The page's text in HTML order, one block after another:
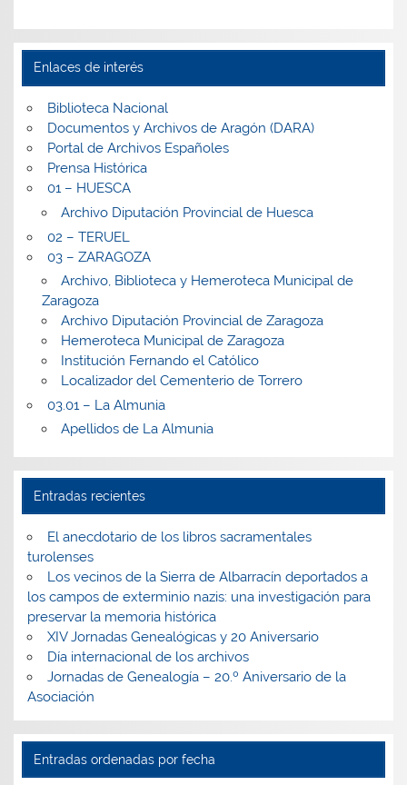
Enlaces de interés
Biblioteca Nacional
Documentos y Archivos de Aragón (DARA)
Portal de Archivos Españoles
Prensa Histórica
01 – HUESCA
Archivo Diputación Provincial de Huesca
02 – TERUEL
03 – ZARAGOZA
Archivo, Biblioteca y Hemeroteca Municipal de
Zaragoza
Archivo Diputación Provincial de Zaragoza
Hemeroteca Municipal de Zaragoza
Institución Fernando el Católico
Localizador del Cementerio de Torrero
03.01 – La Almunia
Apellidos de La Almunia
Entradas recientes
El anecdotario de los libros sacramentales
turolenses
Los vecinos de la Sierra de Albarracín deportados a
los campos de exterminio nazis: una investigación para
preservar la memoria histórica
XIV Jornadas Genealógicas y 20 Aniversario
Día internacional de los archivos
Jornadas de Genealogía – 20.º Aniversario de la
Asociación
Entradas ordenadas por fecha